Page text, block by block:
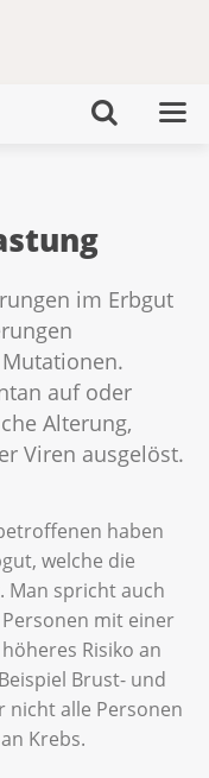
im Erbgut
auf oder
Alterung,
Viren ausgelöst.
haben
welche die
Man spricht auch
mit einer
Risiko an
Brust- und
nicht alle Personen
Krebs.